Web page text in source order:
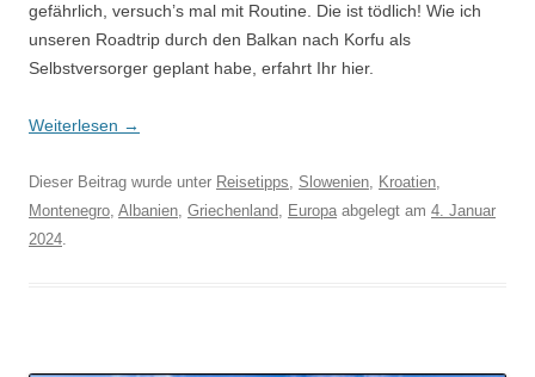
gefährlich, versuch’s mal mit Routine. Die ist tödlich! Wie ich
unseren Roadtrip durch den Balkan nach Korfu als
Selbstversorger geplant habe, erfahrt Ihr hier.
Weiterlesen →
Dieser Beitrag wurde unter Reisetipps, Slowenien, Kroatien,
Montenegro, Albanien, Griechenland, Europa abgelegt am 4. Januar
2024.